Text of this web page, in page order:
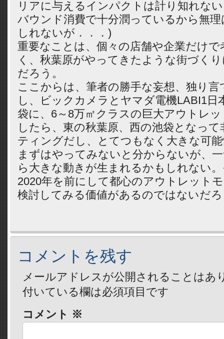
リアに与えるインパクトは計り知れな
バウンド消費で十分潤っているから無
しれないが．．．)
重要なことは、個々の店舗や企業だけ
く、秋葉原がやってきたような街づく
だろう。
ここからは、筆者の勝手な妄想、独り
し、ビックカメラとヤマダ電機LABI1日
袋に、6～8万㎡クラスの巨大アウトレ
したら、東の秋葉原、西の池袋となっ
ティングだし、とてつもなく大きな可
まずはやってみないと分からないが、
ら大きな動きが生まれるかもしれない
2020年を前にして都心のアウトレット
検討してみる価値があるのではないだ
コメントを残す
メールアドレスが公開されることはあ
付いている欄は必須項目です
コメント ※